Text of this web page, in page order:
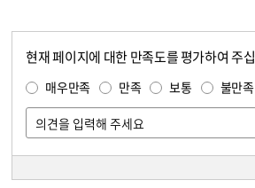
현재 페이지에 대한 만족도를 평가하여 주
매우만족 만족 보통 불만족